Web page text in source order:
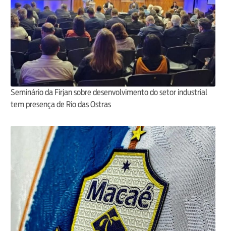
Seminário da Firjan sobre desenvolvimento do setor industrial
tem presença de Rio das Ostras